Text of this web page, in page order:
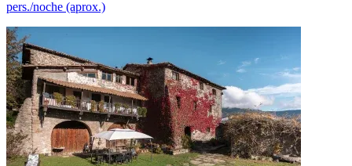
pers./noche (aprox.)